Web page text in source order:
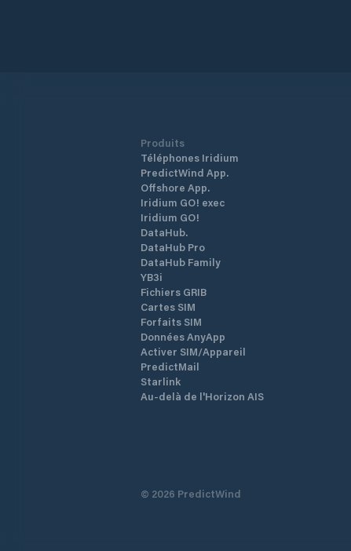
Produits
Téléphones Iridium
PredictWind App.
Offshore App.
Iridium GO! exec
Iridium GO!
DataHub.
DataHub Pro
DataHub Family
YB3i
Fichiers GRIB
Cartes SIM
Forfaits SIM
Données AnyApp
Activer SIM/Appareil
PredictMail
Starlink
Au-delà de l'Horizon AIS
© 2026 PredictWind